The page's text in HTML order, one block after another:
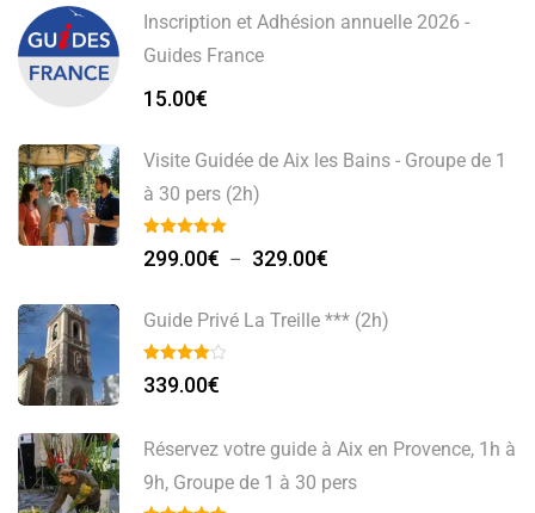
Inscription et Adhésion annuelle 2026 -
Guides France
15.00€
Visite Guidée de Aix les Bains - Groupe de 1
à 30 pers (2h)
299.00€ – 329.00€
prix :
Guide Privé La Treille *** (2h)
339.00€
Réservez votre guide à Aix en Provence, 1h à
9h, Groupe de 1 à 30 pers